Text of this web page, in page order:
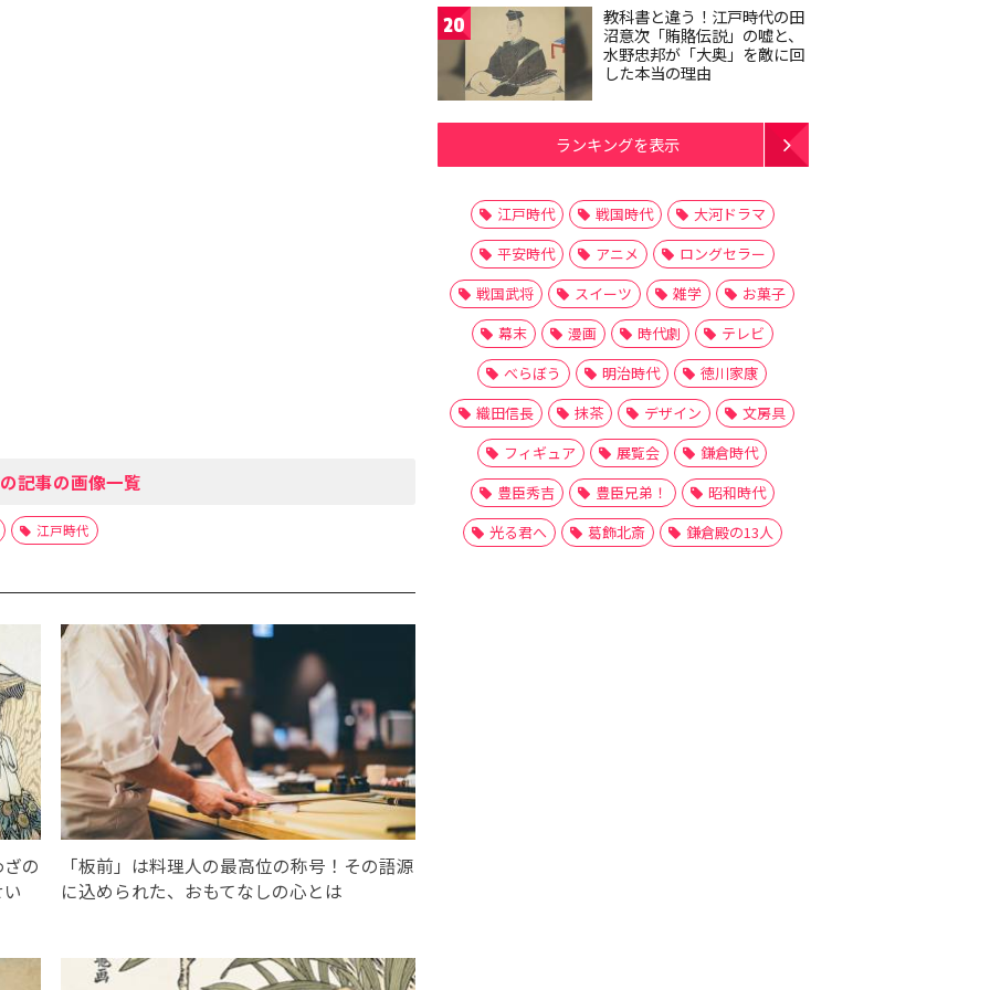
記事の画像一覧
江戸時代
の
「板前」は料理人の最高位の称号！その語源
に込められた、おもてなしの心とは
20
教科書と違う！江戸時代の田
沼意次「賄賂伝説」の嘘と、
水野忠邦が「大奥」を敵に回
した本当の理由
ランキングを表示
江戸時代 戦国時代
大河ドラマ
平安時代
アニメ
ロングセラー
戦国武将
スイーツ 雑学
お菓子
幕末
漫画 時代劇
テレビ
べらぼう
明治時代
徳川家康
織田信長
抹茶 デザイン
文房具
フィギュア
展覧会
鎌倉時代
豊臣秀吉
豊臣兄弟！
昭和時代
光る君へ
葛飾北斎 鎌倉殿の13人